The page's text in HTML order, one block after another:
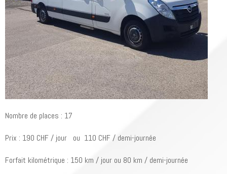
Nombre de places : 17
Prix : 190 CHF / jour ou 110 CHF / demi-journée
Forfait kilométrique : 150 km / jour ou 80 km / demi-journée